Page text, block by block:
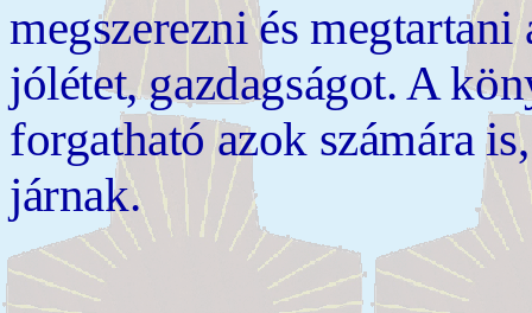
megszerezni és
jólétet, gazdagságot. A
forgatható azok számára
járnak.